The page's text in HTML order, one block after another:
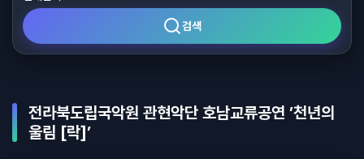
검색
전라북도립국악원 관현악단 호남교류공연 ’천년의
울림 [락]’